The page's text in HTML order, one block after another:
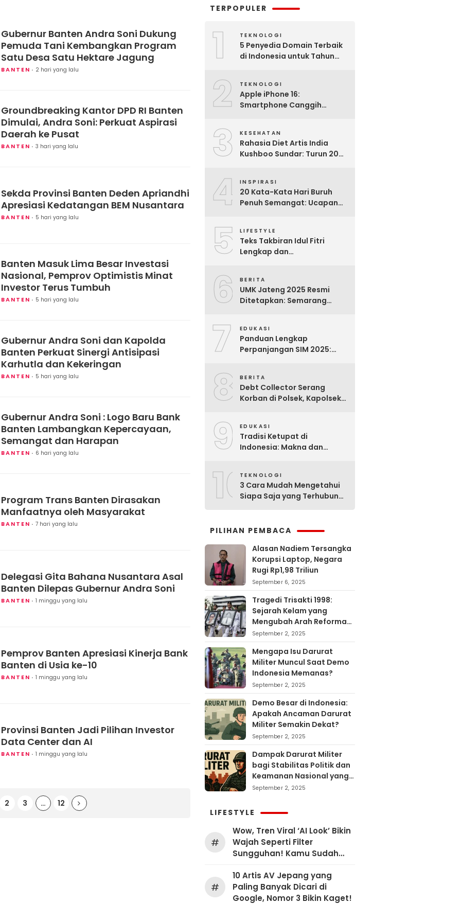
Gubernur Banten Andra Soni Dukung
Pemuda Tani Kembangkan Program
Satu Desa Satu Hektare Jagung
BANTEN 2 hari yang lalu
Groundbreaking Kantor DPD RI Banten
Dimulai, Andra Soni: Perkuat Aspirasi
Daerah ke Pusat
BANTEN 3 hari yang lalu
Sekda Provinsi Banten Deden Apriandhi
Apresiasi Kedatangan BEM Nusantara
BANTEN 5 hari yang lalu
Banten Masuk Lima Besar Investasi
Nasional, Pemprov Optimistis Minat
Investor Terus Tumbuh
BANTEN 5 hari yang lalu
Gubernur Andra Soni dan Kapolda
Banten Perkuat Sinergi Antisipasi
Karhutla dan Kekeringan
BANTEN 5 hari yang lalu
Gubernur Andra Soni : Logo Baru Bank
Banten Lambangkan Kepercayaan,
Semangat dan Harapan
BANTEN 6 hari yang lalu
Program Trans Banten Dirasakan
Manfaatnya oleh Masyarakat
BANTEN 7 hari yang lalu
Delegasi Gita Bahana Nusantara Asal
Banten Dilepas Gubernur Andra Soni
BANTEN 1 minggu yang lalu
Pemprov Banten Apresiasi Kinerja Bank
Banten di Usia ke-10
BANTEN 1 minggu yang lalu
Provinsi Banten Jadi Pilihan Investor
Data Center dan AI
BANTEN 1 minggu yang lalu
2 3 … 12
TERPOPULER
1 TEKNOLOGI
5 Penyedia Domain Terbaik
di Indonesia untuk Tahun
2 TEKNOLOGI
Apple iPhone 16:
Smartphone Canggih
3 KESEHATAN
Rahasia Diet Artis India
Kushboo Sundar: Turun 20
4 INSPIRASI
20 Kata-Kata Hari Buruh
Penuh Semangat: Ucapan
5 LIFESTYLE
Teks Takbiran Idul Fitri
Lengkap dan
6 BERITA
UMK Jateng 2025 Resmi
Ditetapkan: Semarang
7 EDUKASI
Panduan Lengkap
Perpanjangan SIM 2025:
8 BERITA
Debt Collector Serang
Korban di Polsek, Kapolsek
9 EDUKASI
Tradisi Ketupat di
Indonesia: Makna dan
10TEKNOLOGI
3 Cara Mudah Mengetahui
Siapa Saja yang Terhubung
PILIHAN PEMBACA
Alasan Nadiem Tersangka
Korupsi Laptop, Negara
Rugi Rp1,98 Triliun
September 6, 2025
Tragedi Trisakti 1998:
Sejarah Kelam yang
Mengubah Arah Reformasi
Indonesia
September 2, 2025
Mengapa Isu Darurat
Militer Muncul Saat Demo
Indonesia Memanas?
September 2, 2025
Demo Besar di Indonesia:
Apakah Ancaman Darurat
Militer Semakin Dekat?
September 2, 2025
Dampak Darurat Militer
bagi Stabilitas Politik dan
Keamanan Nasional yang
Sering Terlupakan
September 2, 2025
LIFESTYLE
#
Wow, Tren Viral ‘AI Look’ Bikin
Wajah Seperti Filter
Sungguhan! Kamu Sudah
#
10 Artis AV Jepang yang
Paling Banyak Dicari di
Google, Nomor 3 Bikin Kaget!